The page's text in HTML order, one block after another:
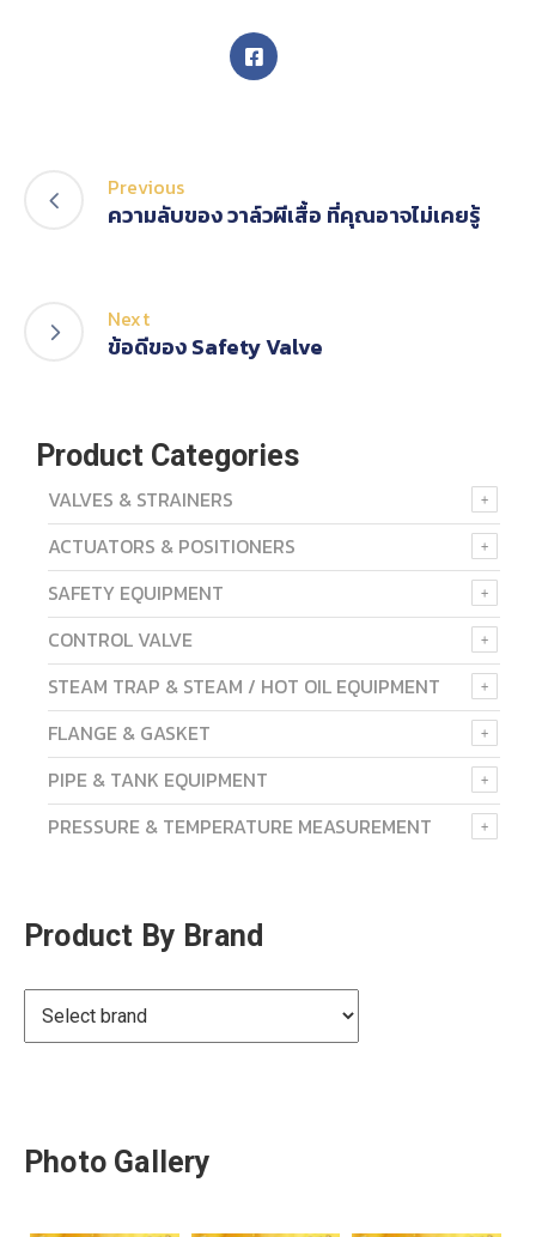
Previous
ความลับของ วาล์วผีเสื้อ ที่คุณอาจไม่เคยรู้
Next
ข้อดีของ Safety Valve
Product Categories
VALVES & STRAINERS
ACTUATORS & POSITIONERS
SAFETY EQUIPMENT
CONTROL VALVE
STEAM TRAP & STEAM / HOT OIL EQUIPMENT
FLANGE & GASKET
PIPE & TANK EQUIPMENT
PRESSURE & TEMPERATURE MEASUREMENT
Product By Brand
Photo Gallery